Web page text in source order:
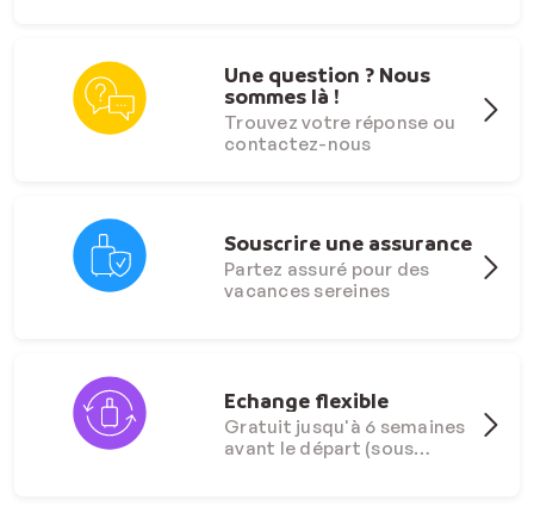
Une question ? Nous
sommes là !
Trouvez votre réponse ou
contactez-nous
Souscrire une assurance
Partez assuré pour des
vacances sereines
Echange flexible
Gratuit jusqu'à 6 semaines
avant le départ (sous